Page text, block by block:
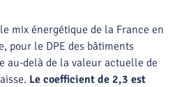
mix énergétique de la France en
pour le DPE des bâtiments
au-delà de la valeur actuelle de
Le coefficient de 2,3 est